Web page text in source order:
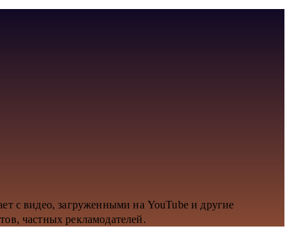
с видео, загруженными на YouTube и другие
частных рекламодателей.